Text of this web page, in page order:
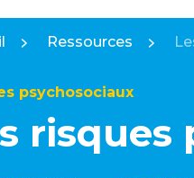
risques
psychosociaux
Ressources